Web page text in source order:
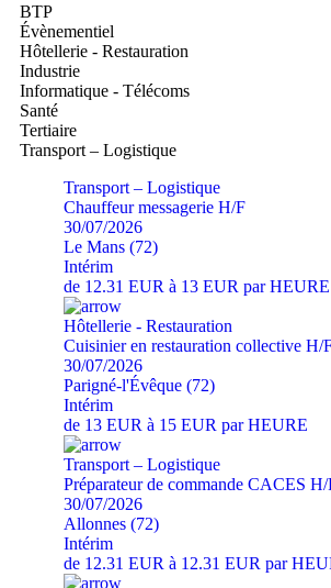
BTP
Évènementiel
Hôtellerie - Restauration
Industrie
Informatique - Télécoms
Santé
Tertiaire
Transport – Logistique
Transport – Logistique
Chauffeur messagerie H/F
30/07/2026
Le Mans (72)
Intérim
de 12.31 EUR à 13 EUR par HEURE
Hôtellerie - Restauration
Cuisinier en restauration collective H/
30/07/2026
Parigné-l'Évêque (72)
Intérim
de 13 EUR à 15 EUR par HEURE
Transport – Logistique
Préparateur de commande CACES H/
30/07/2026
Allonnes (72)
Intérim
de 12.31 EUR à 12.31 EUR par